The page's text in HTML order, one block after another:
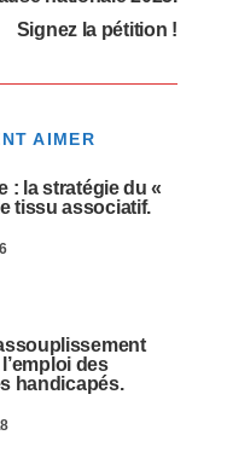
Signez la pétition !
AIMER
: la stratégie du «
tissu associatif.
des
handicapés.